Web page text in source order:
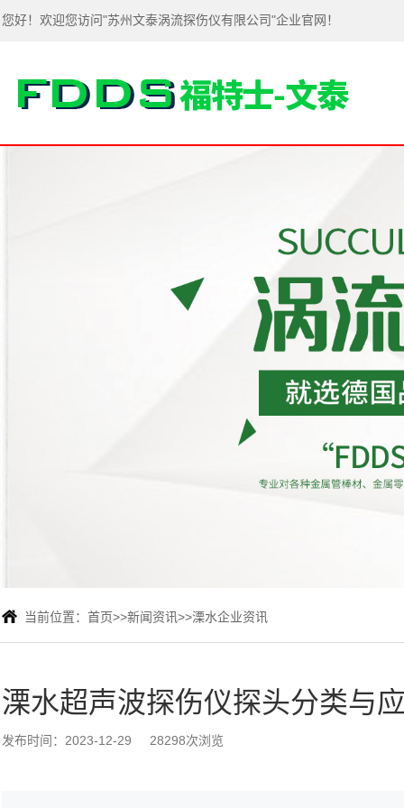
您好！欢迎您访问"苏州文泰涡流探伤仪有限公司"企业官网！
当前位置： 首页>>新闻资讯>>溧水企业资讯
溧水超声波探伤仪探头分类与
发布时间：2023-12-29 28298次浏览